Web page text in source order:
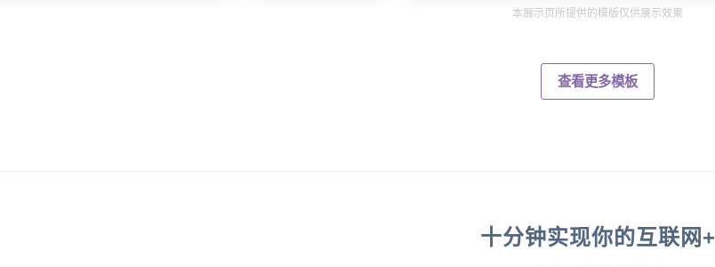
本展示页所提供的模版仅供展示效果
查看更多模板
十分钟实现你的互联网+